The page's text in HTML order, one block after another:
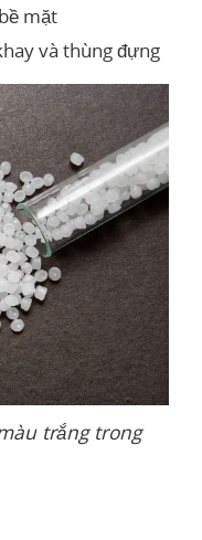
mặt
và thùng đựng
trắng trong